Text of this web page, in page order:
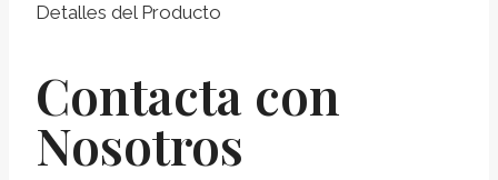
Detalles del Producto
Contacta con
Nosotros